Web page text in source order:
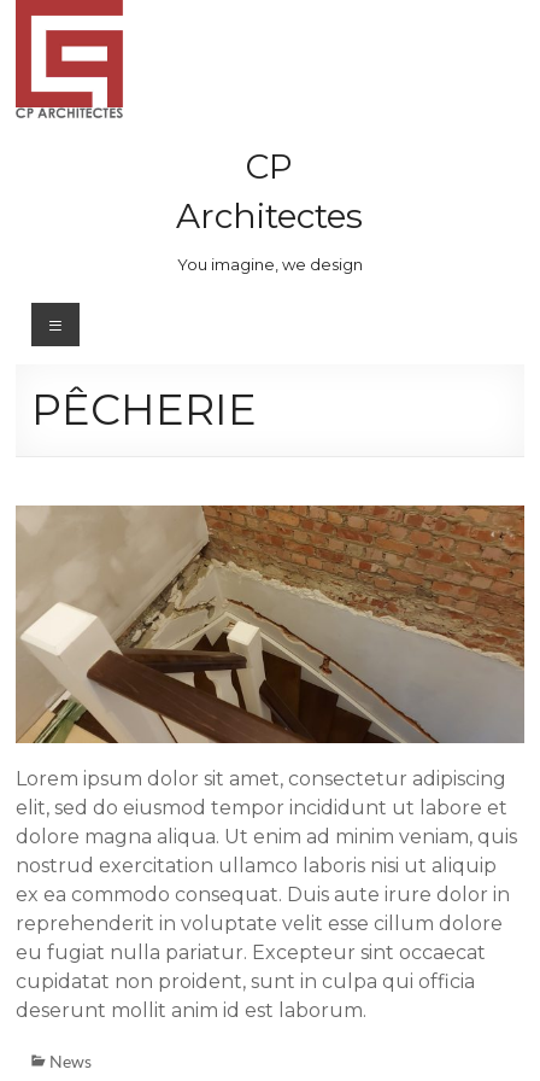
Skip
content
CP
Architectes
You imagine, we design
Menu
PÊCHERIE
Lorem ipsum dolor sit amet, consectetur adipiscing
elit, sed do eiusmod tempor incididunt ut labore et
dolore magna aliqua. Ut enim ad minim veniam, quis
nostrud exercitation ullamco laboris nisi ut aliquip
ex ea commodo consequat. Duis aute irure dolor in
reprehenderit in voluptate velit esse cillum dolore
eu fugiat nulla pariatur. Excepteur sint occaecat
cupidatat non proident, sunt in culpa qui officia
deserunt mollit anim id est laborum.
News